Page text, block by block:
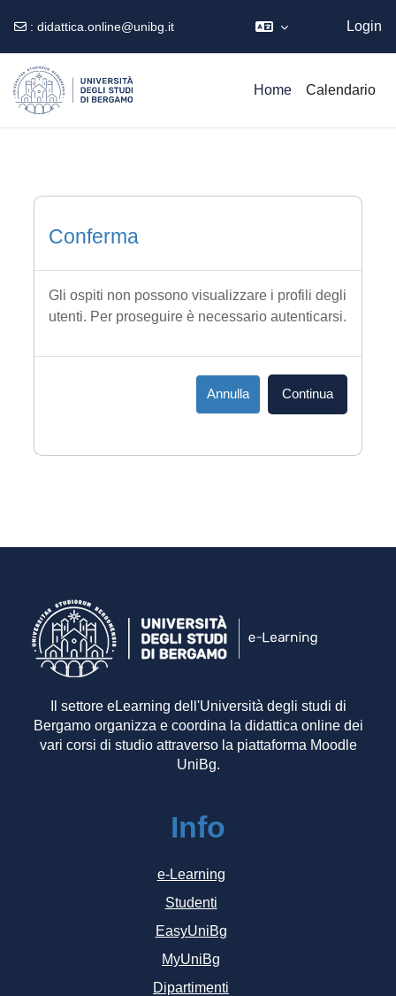
: didattica.online@unibg.it Login
Home Calendario
Conferma
Gli ospiti non possono visualizzare i profili degli
utenti. Per proseguire è necessario autenticarsi.
Annulla Continua
Il settore eLearning dell'Università degli studi di
Bergamo organizza e coordina la didattica online dei
vari corsi di studio attraverso la piattaforma Moodle
UniBg.
Info
e-Learning
Studenti
EasyUniBg
MyUniBg
Dipartimenti